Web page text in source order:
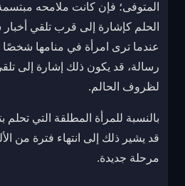
المتوفى؛ فإن كانت ملامحه
الحلم كإشارة إلى قرب تلقي
عندما ترى امرأة في منامها
رسالة، قد يكون ذلك إشارة إلى
لظروف الحالم.
بالنسبة للمرأة المطلقة التي
قد يشير ذلك إلى انتهاء فترة من
مرحلة جديدة.